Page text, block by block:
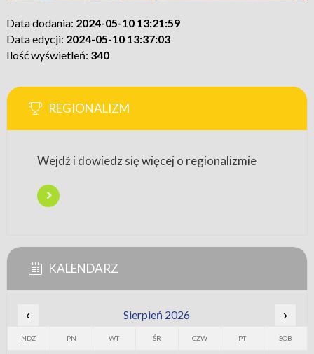
Data dodania: 2024-05-10 13:21:59
Data edycji: 2024-05-10 13:37:03
Ilość wyświetleń: 340
REGIONALIZM
Wejdź i dowiedz się więcej o regionalizmie
KALENDARZ
‹ Sierpień 2026 ›
NDZ PN WT ŚR CZW PT SOB